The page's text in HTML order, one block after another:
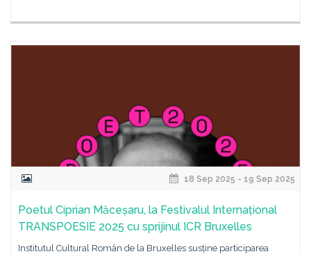
18 Sep 2025 - 19 Sep 2025
Poetul Ciprian Măceșaru, la Festivalul Internațional
TRANSPOESIE 2025 cu sprijinul ICR Bruxelles
Institutul Cultural Român de la Bruxelles susține participarea